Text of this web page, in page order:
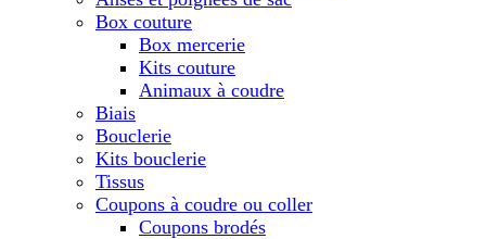
Box couture
Box mercerie
Kits couture
Animaux à coudre
Biais
Bouclerie
Kits bouclerie
Tissus
Coupons à coudre ou coller
Coupons brodés